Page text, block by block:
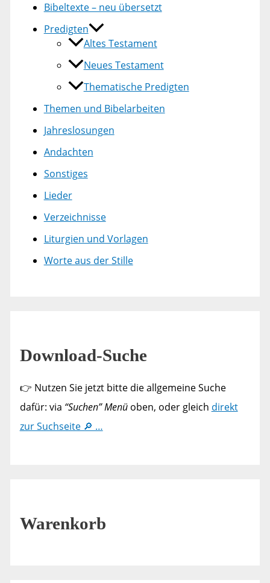
Bibeltexte – neu übersetzt
Predigten
Altes Testament
Neues Testament
Thematische Predigten
Themen und Bibelarbeiten
Jahreslosungen
Andachten
Sonstiges
Lieder
Verzeichnisse
Liturgien und Vorlagen
Worte aus der Stille
Download-Suche
👉 Nutzen Sie jetzt bitte die allgemeine Suche
dafür: via “Suchen” Menüoben, oder gleich direkt
zur Suchseite 🔎 …
Warenkorb